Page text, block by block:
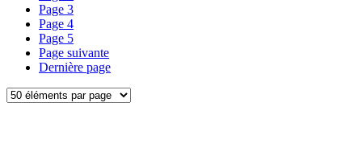
Page 3
Page 4
Page 5
Page suivante
Dernière page